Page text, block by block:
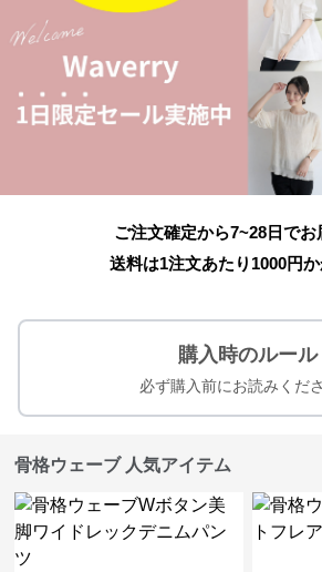
ご注文確定から7~28日でお
送料は1注文あたり 1000円
購入時のルール
必ず購入前にお読みくださ
骨格ウェーブ 人気アイテム